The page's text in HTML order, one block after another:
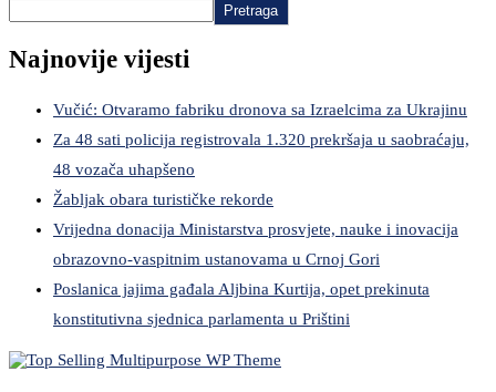
Pretraga
Najnovije vijesti
Vučić: Otvaramo fabriku dronova sa Izraelcima za Ukrajinu
Za 48 sati policija registrovala 1.320 prekršaja u saobraćaju,
48 vozača uhapšeno
Žabljak obara turističke rekorde
Vrijedna donacija Ministarstva prosvjete, nauke i inovacija
obrazovno-vaspitnim ustanovama u Crnoj Gori
Poslanica jajima gađala Aljbina Kurtija, opet prekinuta
konstitutivna sjednica parlamenta u Prištini